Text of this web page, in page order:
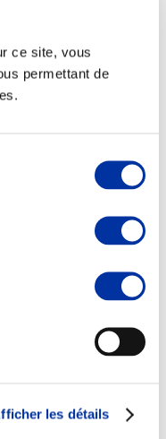
ce site, vous
permettant de
les détails